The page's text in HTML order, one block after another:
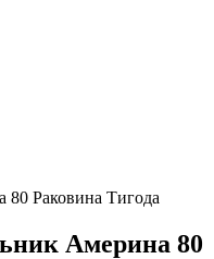
Раковина Тигода
Америна 80